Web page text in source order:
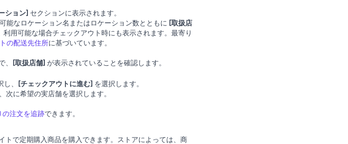
ション] セクションに表示されます。
能なロケーション名またはロケーション数とともに [取扱店
用可能な場合チェックアウト時にも表示されます。最寄り
の配送先住所に基づいています。
、 [取扱店舗] が表示されていることを確認します。
、 [チェックアウトに進む] を選択します。
次に希望の実店舗を選択します。
の注文を追跡できます。
ト で定期購入商品を購入できます。ストアによっては、商